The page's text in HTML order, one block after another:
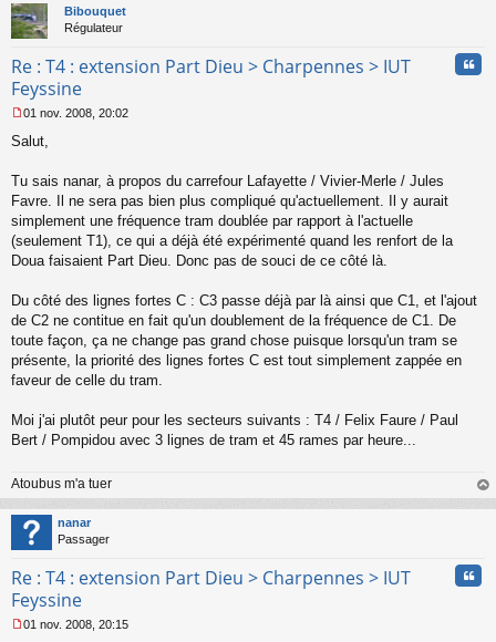
Bibouquet
Régulateur
Re : T4 : extension Part Dieu > Charpennes > IUT
Feyssine
e
g
e
n
o
u
01 nov. 2008, 20:02
Salut,
Tu sais nanar, à propos du carrefour Lafayette / Vivier-Merle / Jules
Favre. Il ne sera pas bien plus compliqué qu'actuellement. Il y aurait
simplement une fréquence tram doublée par rapport à l'actuelle
(seulement T1), ce qui a déjà été expérimenté quand les renfort de la
Doua faisaient Part Dieu. Donc pas de souci de ce côté là.
Du côté des lignes fortes C : C3 passe déjà par là ainsi que C1, et l'ajout
de C2 ne contitue en fait qu'un doublement de la fréquence de C1. De
toute façon, ça ne change pas grand chose puisque lorsqu'un tram se
présente, la priorité des lignes fortes C est tout simplement zappée en
faveur de celle du tram.
Moi j'ai plutôt peur pour les secteurs suivants : T4 / Felix Faure / Paul
Bert / Pompidou avec 3 lignes de tram et 45 rames par heure...
Atoubus m'a tuer
au
nanar
Passager
Re : T4 : extension Part Dieu > Charpennes > IUT
Feyssine
01 nov. 2008, 20:15